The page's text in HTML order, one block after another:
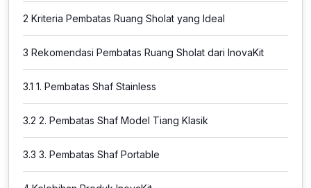
2 Kriteria Pembatas Ruang Sholat yang Ideal
3 Rekomendasi Pembatas Ruang Sholat dari InovaKit
3.1 1. Pembatas Shaf Stainless
3.2 2. Pembatas Shaf Model Tiang Klasik
3.3 3. Pembatas Shaf Portable